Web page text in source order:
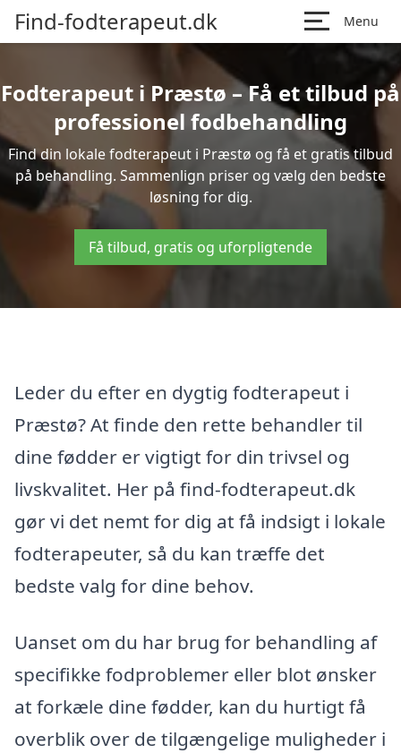
Find-fodterapeut.dk Menu
Fodterapeut i Præstø – Få et tilbud på
professionel fodbehandling
Find din lokale fodterapeut i Præstø og få et gratis tilbud
på behandling. Sammenlign priser og vælg den bedste
løsning for dig.
Få tilbud, gratis og uforpligtende
Leder du efter en dygtig fodterapeut i
Præstø? At finde den rette behandler til
dine fødder er vigtigt for din trivsel og
livskvalitet. Her på find-fodterapeut.dk
gør vi det nemt for dig at få indsigt i lokale
fodterapeuter, så du kan træffe det
bedste valg for dine behov.
Uanset om du har brug for behandling af
specifikke fodproblemer eller blot ønsker
at forkæle dine fødder, kan du hurtigt få
overblik over de tilgængelige muligheder i